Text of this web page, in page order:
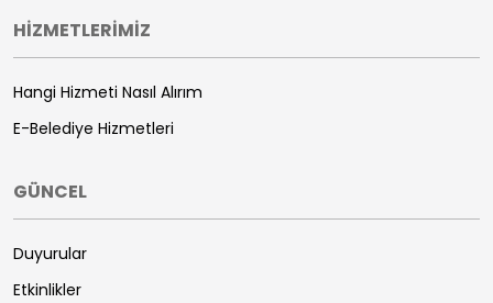
HİZMETLERİMİZ
Hangi Hizmeti Nasıl Alırım
E-Belediye Hizmetleri
GÜNCEL
Duyurular
Etkinlikler